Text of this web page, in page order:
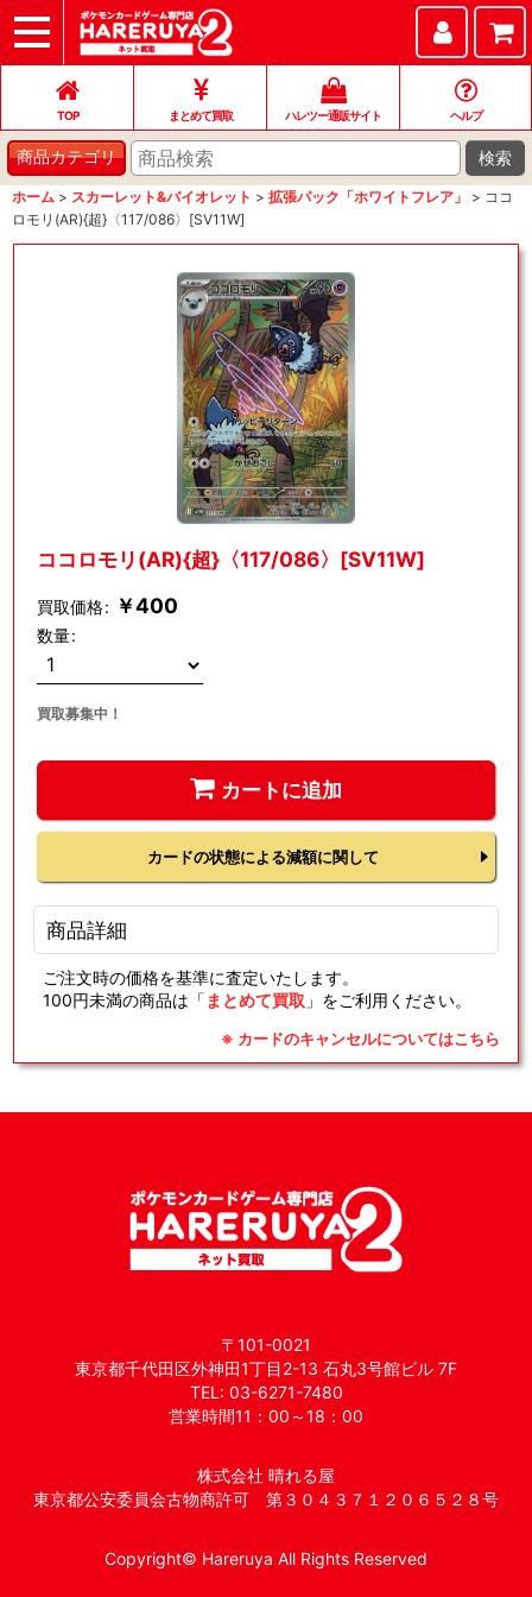
TOP
まとめて買取
ハレツー通販サイト
ヘルプ
お問い合わせ
TOP まとめて買取 ハレツー通販サイト ヘルプ
商品カテゴリ 検索
ホーム > スカーレット&バイオレット > 拡張パック「ホワイトフレア」 > ココ
ロモリ(AR){超}〈117/086〉[SV11W]
ココロモリ(AR){超}〈117/086〉[SV11W]
買取価格: ￥400
数量:
買取募集中！
カートに追加
カードの状態による減額に関して
商品詳細
ご注文時の価格を基準に査定いたします。
100円未満の商品は「 まとめて買取 」をご利用ください。
※ カードのキャンセルについてはこちら
〒101-0021
東京都千代田区外神田1丁目2-13 石丸3号館ビル 7F
TEL: 03-6271-7480
営業時間11：00～18：00
株式会社 晴れる屋
東京都公安委員会古物商許可 第３０４３７１２０６５２８号
Copyright© Hareruya All Rights Reserved